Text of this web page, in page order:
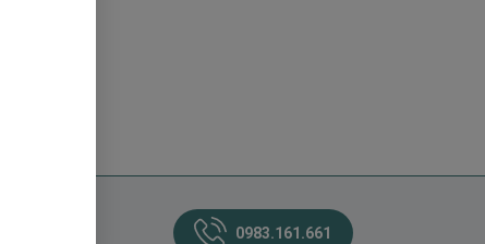
0983.161.661